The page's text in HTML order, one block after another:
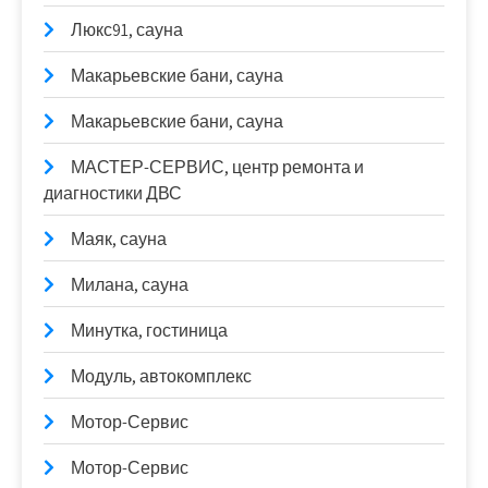
Люкс91, сауна
Макарьевские бани, сауна
Макарьевские бани, сауна
МАСТЕР-СЕРВИС, центр ремонта и
диагностики ДВС
Маяк, сауна
Милана, сауна
Минутка, гостиница
Модуль, автокомплекс
Мотор-Сервис
Мотор-Сервис